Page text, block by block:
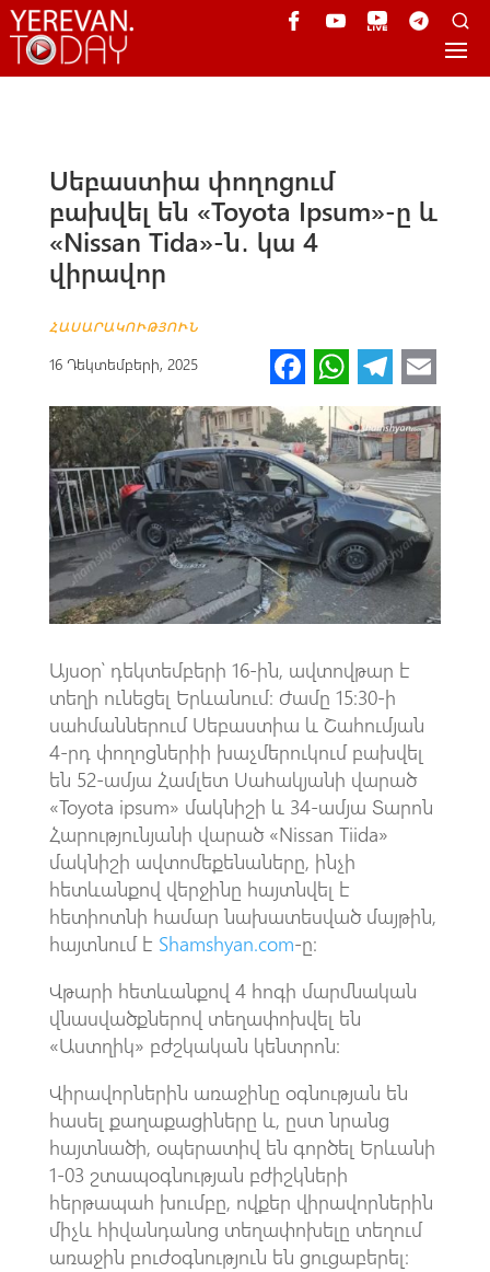
Սեբաստիա փողոցում
բախվել են «Toyota Ipsum»-ը և
«Nissan Tida»-ն․ կա 4
վիրավոր
ՀԱՍԱՐԱԿՈՒԹՅՈՒՆ
16 Դեկտեմբերի, 2025 Fa
ce
b
o
o
k
W
h
at
s
A
p
p
Te
le
gr
a
m
m
ail
Այսօր՝ դեկտեմբերի 16-ին, ավտովթար է
տեղի ունեցել Երևանում։ Ժամը 15։30-ի
սահմաններում Սեբաստիա և Շահումյան
4-րդ փողոցներիի խաչմերուկում բախվել
են 52-ամյա Համլետ Սահակյանի վարած
«Toyota ipsum» մակնիշի և 34-ամյա Տարոն
Հարությունյանի վարած «Nissan Tiida»
մակնիշի ավտոմեքենաները, ինչի
հետևանքով վերջինը հայտնվել է
հետիոտնի համար նախատեսված մայթին,
հայտնում է Shamshyan.com-ը։
Վթարի հետևանքով 4 հոգի մարմնական
վնասվածքներով տեղափոխվել են
«Աստղիկ» բժշկական կենտրոն։
Վիրավորներին առաջինը օգնության են
հասել քաղաքացիները և, ըստ նրանց
հայտնածի, օպերատիվ են գործել Երևանի
1-03 շտապօգնության բժիշկների
հերթապահ խումբը, ովքեր վիրավորներին
միչև հիվանդանոց տեղափոխելը տեղում
առաջին բուժօգնություն են ցուցաբերել։